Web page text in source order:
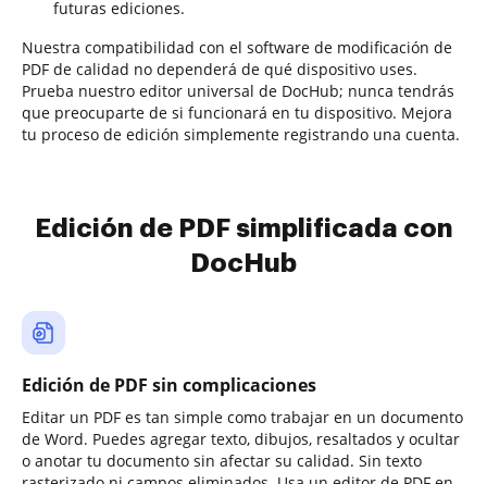
futuras ediciones.
Nuestra compatibilidad con el software de modificación de
PDF de calidad no dependerá de qué dispositivo uses.
Prueba nuestro editor universal de DocHub; nunca tendrás
que preocuparte de si funcionará en tu dispositivo. Mejora
tu proceso de edición simplemente registrando una cuenta.
Edición de PDF simplificada con
DocHub
Edición de PDF sin complicaciones
Editar un PDF es tan simple como trabajar en un documento
de Word. Puedes agregar texto, dibujos, resaltados y ocultar
o anotar tu documento sin afectar su calidad. Sin texto